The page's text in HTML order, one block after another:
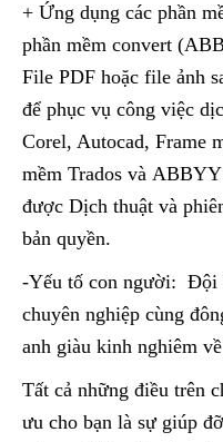
+ Ứng dụng các phần
phần mềm convert
File PDF hoặc file ảnh
để phục vụ công việc
Corel, Autocad, Frame
mềm Trados và
được Dịch thuật và
bản quyền.
-Yếu tố con người: Đội
chuyên nghiệp cùng
anh giàu kinh nghiêm
Tất cả những điều trên
ưu cho bạn là sự giúp